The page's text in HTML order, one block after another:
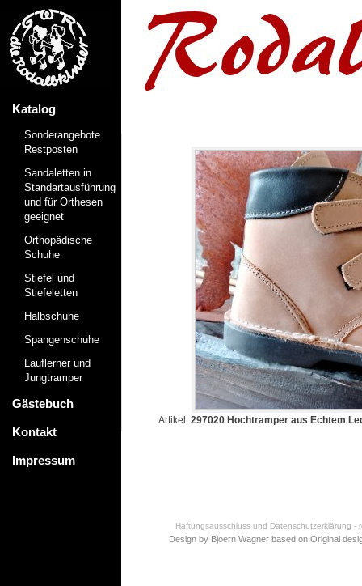
Katalog
Sonderangebote
Restposten
Sandaletten in
Standartausführung
und für Orthesen
geeignet
Orthopädische
Schuhe
Stiefel und
Stiefeletten
Halbschuhe
Spangenschuhe
Lauflerner und
Jungtramper
Gästebuch
Kontakt
Impressum
Artikel: 297020 Hochtramper aus Echtem
Haftungsausschluss und Datenschutzerklärung -
Design by Bjoern Wagner based on Original